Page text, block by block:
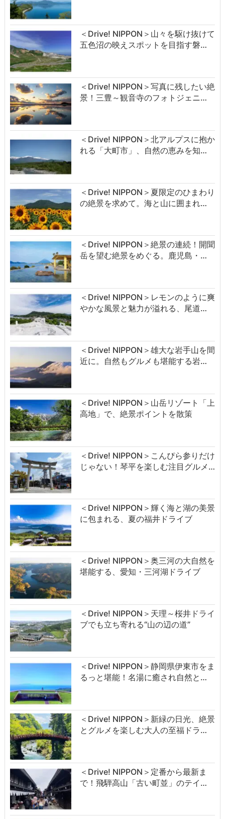
＜Drive! NIPPON＞山々を駆け抜けて
五色沼の映えスポットを目指す磐…
＜Drive! NIPPON＞写真に残したい絶
景！三豊～観音寺のフォトジェニ…
＜Drive! NIPPON＞北アルプスに抱か
れる「大町市」、自然の恵みを知…
＜Drive! NIPPON＞夏限定のひまわり
の絶景を求めて。海と山に囲まれ…
＜Drive! NIPPON＞絶景の連続！開聞
岳を望む絶景をめぐる。鹿児島・…
＜Drive! NIPPON＞レモンのように爽
やかな風景と魅力が溢れる、尾道…
＜Drive! NIPPON＞雄大な岩手山を間
近に。自然もグルメも堪能する岩…
＜Drive! NIPPON＞山岳リゾート「上
高地」で、絶景ポイントを散策
＜Drive! NIPPON＞こんぴら参りだけ
じゃない！琴平を楽しむ注目グルメ…
＜Drive! NIPPON＞輝く海と湖の美景
に包まれる、夏の福井ドライブ
＜Drive! NIPPON＞奥三河の大自然を
堪能する、愛知・三河湖ドライブ
＜Drive! NIPPON＞天理～桜井ドライ
ブでも立ち寄れる“山の辺の道”
＜Drive! NIPPON＞静岡県伊東市をま
るっと堪能！名湯に癒され自然と…
＜Drive! NIPPON＞新緑の日光、絶景
とグルメを楽しむ大人の至福ドラ…
＜Drive! NIPPON＞定番から最新ま
で！飛騨高山「古い町並」のテイ…